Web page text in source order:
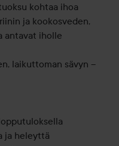
kohtaa ihoa
ja kookosveden,
antavat iholle
laikuttoman sävyn –
ja heleyttä